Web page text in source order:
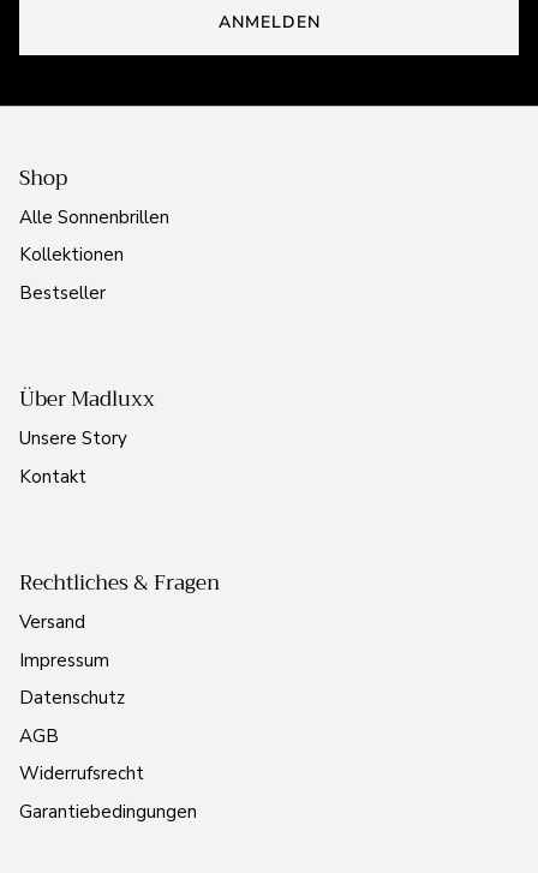
ANMELDEN
Shop
Alle Sonnenbrillen
Kollektionen
Bestseller
Über Madluxx
Unsere Story
Kontakt
Rechtliches & Fragen
Versand
Impressum
Datenschutz
AGB
Widerrufsrecht
Garantiebedingungen